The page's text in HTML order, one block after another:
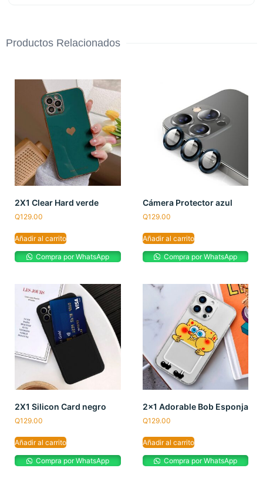
Productos Relacionados
2X1 Clear Hard verde
Q129.00
Añadir al carrito
Compra por WhatsApp
Cámera Protector azul
Q129.00
Añadir al carrito
Compra por WhatsApp
2X1 Silicon Card negro
Q129.00
Añadir al carrito
Compra por WhatsApp
2×1 Adorable Bob Esponja
Q129.00
Añadir al carrito
Compra por WhatsApp